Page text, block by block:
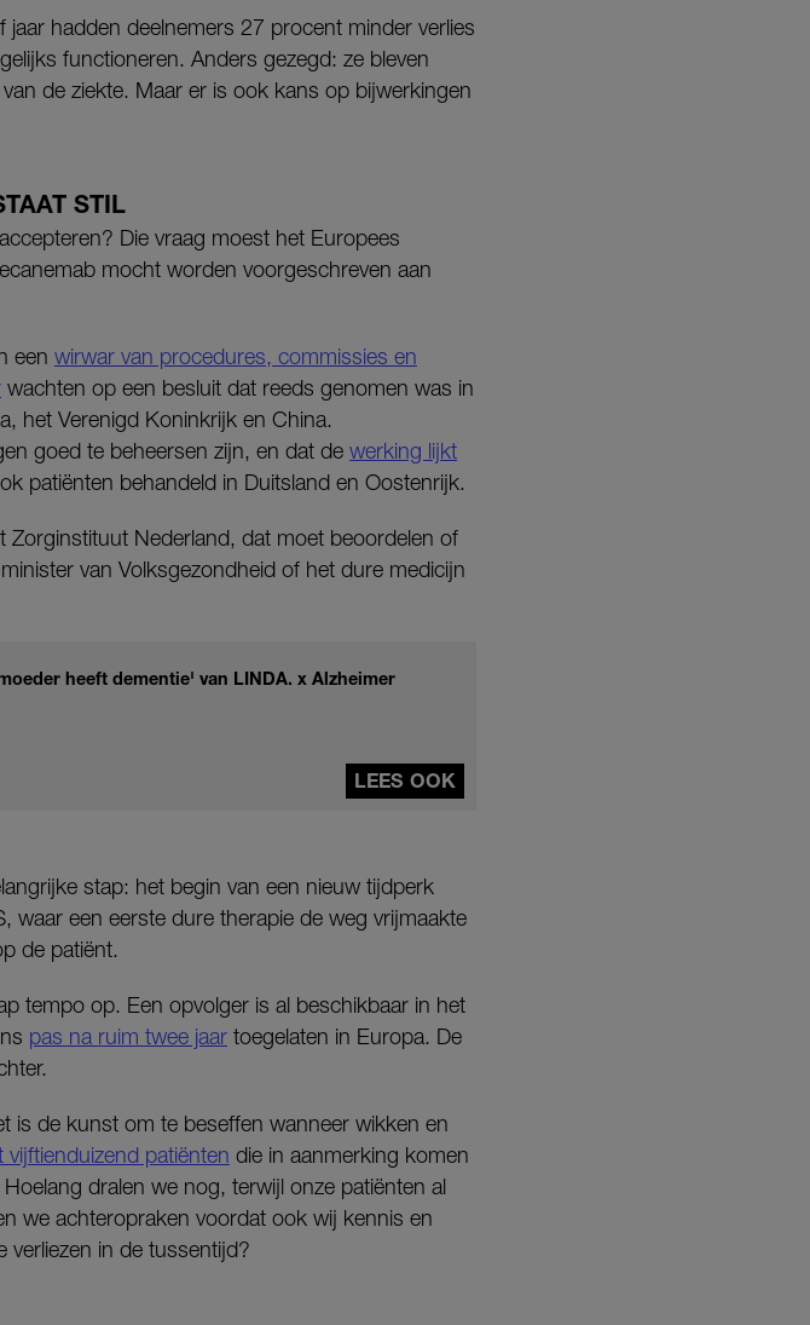
jaar hadden deelnemers 27 procent minder verlies
functioneren. Anders gezegd: ze bleven
de ziekte. Maar er is ook kans op bijwerkingen
STIL
Die vraag moest het Europees
mocht worden voorgeschreven aan
een wirwar van procedures, commissies en
wachten op een besluit dat reeds genomen was in
het Verenigd Koninkrijk en China.
goed te beheersen zijn, en dat de werking lijkt
patiënten behandeld in Duitsland en Oostenrijk.
Zorginstituut Nederland, dat moet beoordelen of
van Volksgezondheid of het dure medicijn
heeft dementie' van LINDA. x Alzheimer
LEES OOK
stap: het begin van een nieuw tijdperk
waar een eerste dure therapie de weg vrijmaakte
de patiënt.
tempo op. Een opvolger is al beschikbaar in het
pas na ruim twee jaar toegelaten in Europa. De
is de kunst om te beseffen wanneer wikken en
vijftienduizend patiënten die in aanmerking komen
dralen we nog, terwijl onze patiënten al
we achteropraken voordat ook wij kennis en
verliezen in de tussentijd?